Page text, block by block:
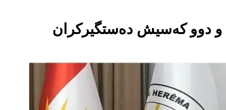
و دوو كه‌سیش ده‌ستگیركران